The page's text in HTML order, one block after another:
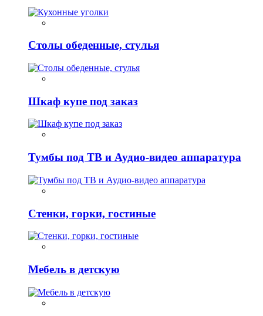
Столы обеденные, стулья
Шкаф купе под заказ
Тумбы под ТВ и Аудио-видео аппаратура
Стенки, горки, гостиные
Мебель в детскую